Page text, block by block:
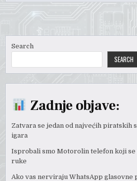
Search
SEARCH
Zadnje objave:
Zatvara se jedan od najvećih piratskih
igara
Isprobali smo Motorolin telefon koji se
ruke
Ako vas nerviraju WhatsApp glasovne